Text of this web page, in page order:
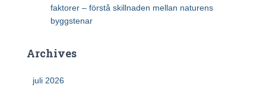
faktorer – förstå skillnaden mellan naturens
byggstenar
Archives
juli 2026